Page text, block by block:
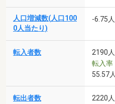
人口増減数(人口100
0人当たり)
-6.75人
転入者数
2190人
転入率
55.57人
転出者数
2220人